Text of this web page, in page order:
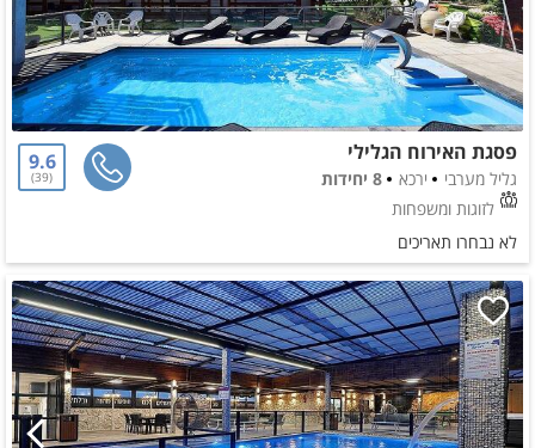
פסגת האירוח הגלילי
גליל מערבי ירכא
8 יחידות
לזוגות ומשפחות
9.6
39
לא נבחרו תאריכים